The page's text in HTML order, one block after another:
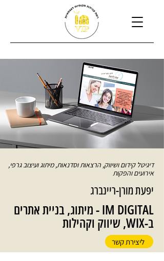
דיגיטל קידום ושיווק, הרצאות וסדנאות, מיתוג ועיצוב גרפי,
אירועים והפקות
יפעת מורן-ריינברג
IM DIGITAL - מיתוג, בניית אתרים
ב-WIX, שיווק וקהילות
ליצירת קשר